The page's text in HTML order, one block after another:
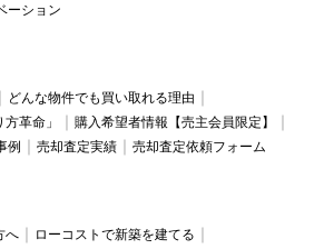
ーション
どんな物件でも買い取れる理由
革命」
購入希望者情報【売主会員限定】
例 売却査定実績 売却査定依頼フォーム
へ
ローコストで新築を建てる